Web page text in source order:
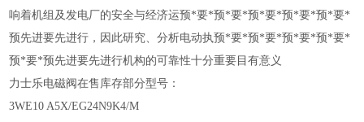
响着机组及发电厂的安全与经济运预*要*预*要*预*要*预*要*预*要*
预先进要先进行，因此研究、分析电动执预*要*预*要*预*要*预*要*
预*要*预先进要先进行机构的可靠性十分重要目有意义
力士乐电磁阀在售库存部分型号：
3WE10 A5X/EG24N9K4/M